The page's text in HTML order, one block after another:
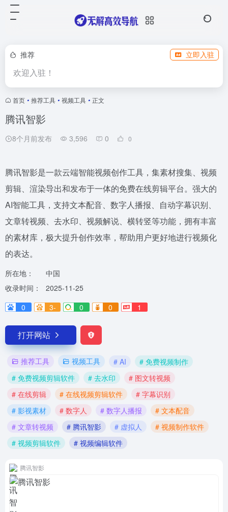
推荐 立即入驻
欢迎入驻！
首页 • 推荐工具 • 视频工具 • 正文
腾讯智影
8个月前发布 3,596 0 0
腾讯智影是一款云端智能视频创作工具，集素材搜集、视频
剪辑、渲染导出和发布于一体的免费在线剪辑平台。强大的
AI智能工具，支持文本配音、数字人播报、自动字幕识别、
文章转视频、去水印、视频解说、横转竖等功能，拥有丰富
的素材库，极大提升创作效率，帮助用户更好地进行视频化
的表达。
所在地：
中国
收录时间：
2025-11-25
0
3- 0 0 1
打开网站
推荐工具 视频工具 # AI
# 免费视频制作
# 免费视频剪辑软件
# 去水印
# 图文转视频
# 在线剪辑
# 在线视频剪辑软件
# 字幕识别
# 影视素材
# 数字人 # 数字人播报
# 文本配音
# 文章转视频
# 腾讯智影 # 虚拟人
# 视频制作软件
# 视频剪辑软件
# 视频编辑软件
腾讯智影